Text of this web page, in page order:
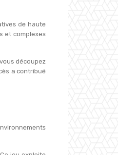
de haute
et complexes
découpez
a contribué